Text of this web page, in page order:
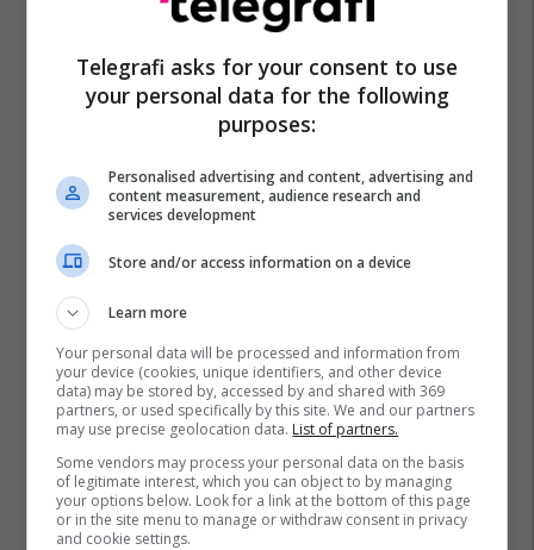
Rodrigo Bentancur
Pierre Emile Hojbjerg
Transferimet
Juventus
Telegrafi asks for your consent to use
your personal data for the following
purposes:
Personalised advertising and content, advertising and
content measurement, audience research and
services development
Store and/or access information on a device
Learn more
Your personal data will be processed and information from
your device (cookies, unique identifiers, and other device
data) may be stored by, accessed by and shared with 369
partners, or used specifically by this site. We and our partners
may use precise geolocation data. List of partners.
Some vendors may process your personal data on the basis
of legitimate interest, which you can object to by managing
your options below. Look for a link at the bottom of this page
or in the site menu to manage or withdraw consent in privacy
and cookie settings.